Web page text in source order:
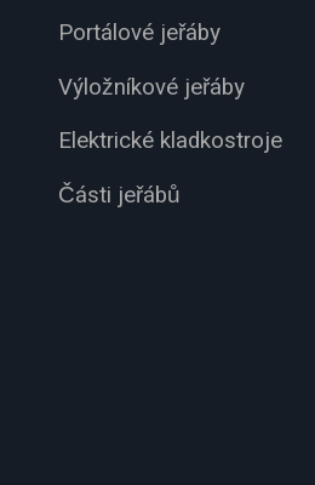
Portálové jeřáby
Výložníkové jeřáby
Elektrické kladkostroje
Části jeřábů